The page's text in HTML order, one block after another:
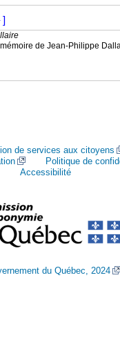
]
de Jean-Philippe
de services aux citoyens
Politique de
Accessibilité
du Québec, 2024